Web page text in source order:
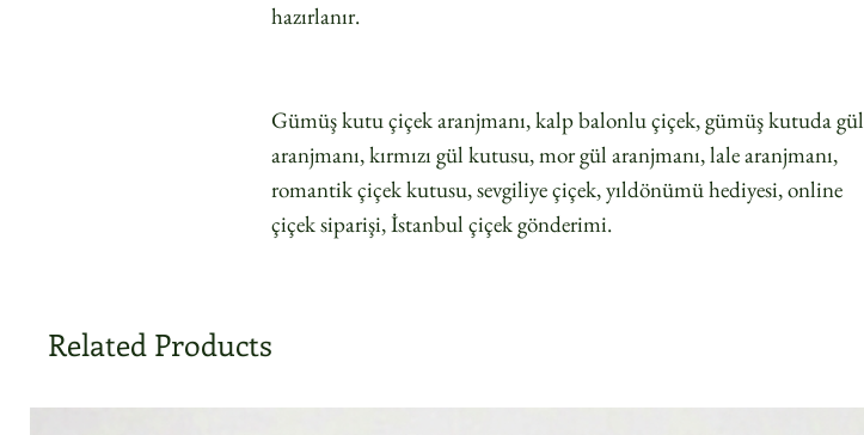
hazırlanır.
Gümüş kutu çiçek aranjmanı, kalp balonlu çiçek, gümüş kutuda gül
aranjmanı, kırmızı gül kutusu, mor gül aranjmanı, lale aranjmanı,
romantik çiçek kutusu, sevgiliye çiçek, yıldönümü hediyesi, online
çiçek siparişi, İstanbul çiçek gönderimi.
Related Products